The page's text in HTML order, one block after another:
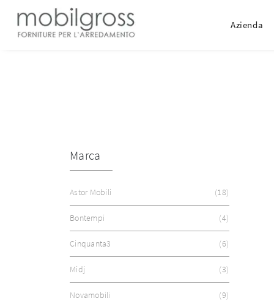
Azienda
Marca
Astor Mobili 18
Bontempi 4
Cinquanta3 6
Midj 3
Novamobili 9